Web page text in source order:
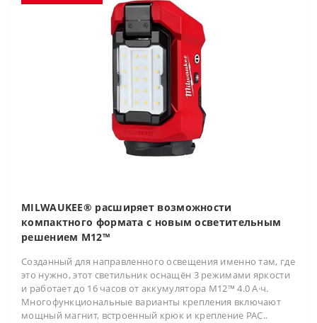
MILWAUKEE® расширяет возможности
компактного формата с новым осветительным
решением M12™
Созданный для направленного освещения именно там, где
это нужно, этот светильник оснащён 3 режимами яркости
и работает до 16 часов от аккумулятора M12™ 4.0 А·ч.
Многофункциональные варианты крепления включают
мощный магнит, встроенный крюк и крепление PAC..